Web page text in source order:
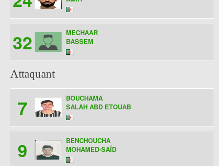
32
MECHAAR
BASSEM
Attaquant
7
BOUCHAMA
SALAH ABD ETOUAB
9
BENCHOUCHA
MOHAMED-SAÏD